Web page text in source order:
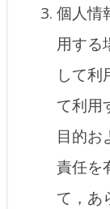
個人情
用する
して利
て利用
目的お
責任を
て，あ